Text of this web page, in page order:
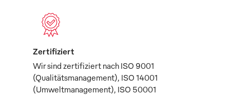
Zertifiziert
Wir sind zertifiziert nach ISO 9001
(Qualitätsmanagement), ISO 14001
(Umweltmanagement), ISO 50001